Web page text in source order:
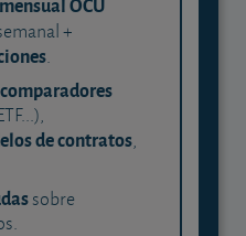
+
.
comparadores
de contratos,
sobre